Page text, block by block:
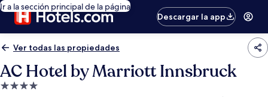
Ir a la sección principal de la página
Descargar la app
Ver todas las propiedades
AC Hotel by Marriott Innsbruck
Propiedad